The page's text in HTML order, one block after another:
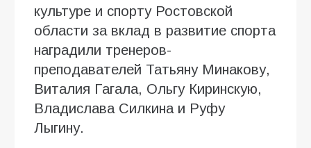
культуре и спорту Ростовской
области за вклад в развитие спорта
наградили тренеров-
преподавателей Татьяну Минакову,
Виталия Гагала, Ольгу Киринскую,
Владислава Силкина и Руфу
Лыгину.